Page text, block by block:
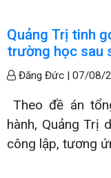
Quảng Trị tinh
trường học sau
Đăng Đức | 07/08/
Theo đề án
hành, Quảng Trị
công lập, tương